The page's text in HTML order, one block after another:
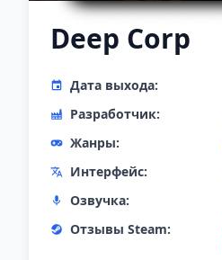
Deep Corp
Дата выхода:
Разработчик:
Жанры:
Интерфейс:
Озвучка:
Отзывы Steam: